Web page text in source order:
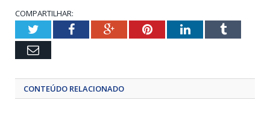
COMPARTILHAR:
TwitterFacebookGoogle+PinterestLinkedInTumblr
Email
CONTEÚDO RELACIONADO